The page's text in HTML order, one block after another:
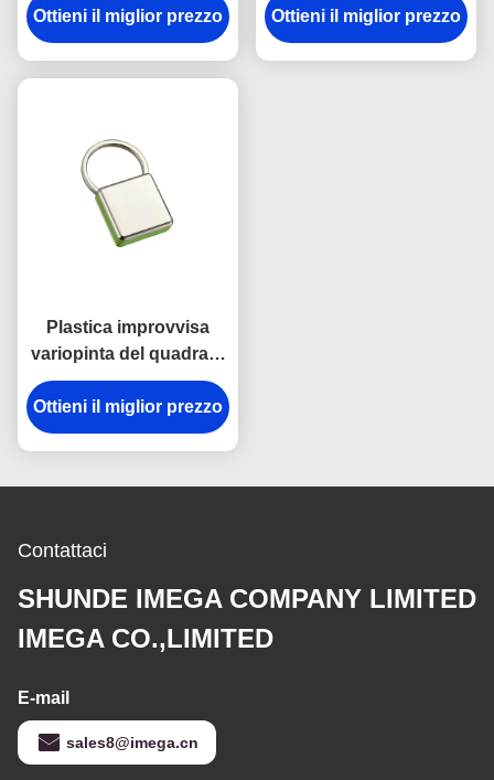
supporto del metallo di
rettangolo
Ottieni il miglior prezzo
portachiavi a anello
9mm del gancio della
Ottieni il miglior prezzo
Plastica improvvisa
variopinta del quadrato
della catena chiave del
gancio dell'anti della
ruggine del metallo
chiave
Ottieni il miglior prezzo
Contattaci
SHUNDE IMEGA COMPANY LIMITED
IMEGA CO.,LIMITED
E-mail
sales8@imega.cn